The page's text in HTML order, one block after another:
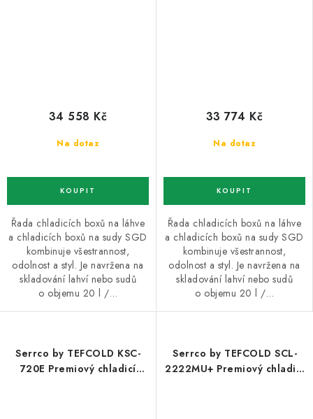
Na dotaz
34 558 Kč
Řada chladicích boxů na láhve
a chladicích boxů na sudy SGD
kombinuje všestrannost,
odolnost a styl. Je navržena na
skladování lahví nebo sudů
o objemu 20 l /…
Na dotaz
33 774 Kč
Řada chladicích boxů na láhve
a chladicích boxů na sudy SGD
kombinuje všestrannost,
odolnost a styl. Je navržena na
skladování lahví nebo sudů
o objemu 20 l /…
Serrco by TEFCOLD KSC-
720E Premiový chladicí
Serrco by TEFCOLD SCL-
2222MU+ Premiový chladicí